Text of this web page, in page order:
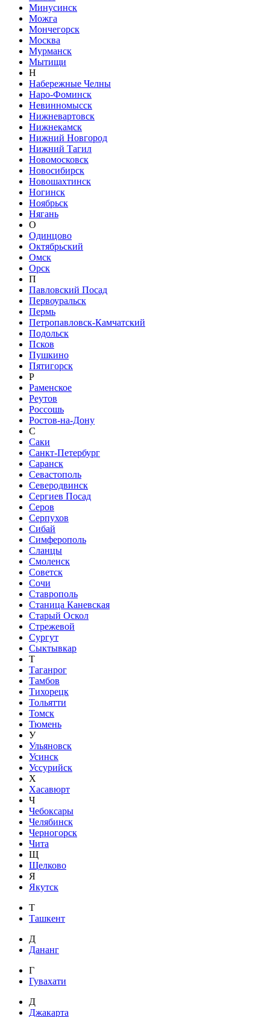
Минусинск
Можга
Мончегорск
Москва
Мурманск
Мытищи
Н
Набережные Челны
Наро-Фоминск
Невинномысск
Нижневартовск
Нижнекамск
Нижний Новгород
Нижний Тагил
Новомосковск
Новосибирск
Новошахтинск
Ногинск
Ноябрьск
Нягань
О
Одинцово
Октябрьский
Омск
Орск
П
Павловский Посад
Первоуральск
Пермь
Петропавловск-Камчатский
Подольск
Псков
Пушкино
Пятигорск
Р
Раменское
Реутов
Россошь
Ростов-на-Дону
С
Саки
Санкт-Петербург
Саранск
Севастополь
Северодвинск
Сергиев Посад
Серов
Серпухов
Сибай
Симферополь
Сланцы
Смоленск
Советск
Сочи
Ставрополь
Станица Каневская
Старый Оскол
Стрежевой
Сургут
Сыктывкар
Т
Таганрог
Тамбов
Тихорецк
Тольятти
Томск
Тюмень
У
Ульяновск
Усинск
Уссурийск
Х
Хасавюрт
Ч
Чебоксары
Челябинск
Черногорск
Чита
Щ
Щелково
Я
Якутск
Т
Ташкент
Д
Дананг
Г
Гувахати
Д
Джакарта